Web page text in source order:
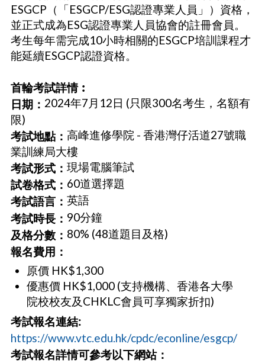
ESGCP（「ESGCP/ESG認證專業人員」）資格，
並正式成為ESG認證專業人員協會的註冊會員。
考生每年需完成10小時相關的ESGCP培訓課程才
能延續ESGCP認證資格。
首輪考試詳情︰
日期： 2024年7月12日 (只限300名考生，名額有
限)
考試地點： 高峰進修學院 - 香港灣仔活道27號職
業訓練局大樓
考試形式： 現場電腦筆試
試卷格式： 60道選擇題
考試語言： 英語
考試時長： 90分鐘
及格分數： 80% (48道題目及格)
報名費用：
原價 HK$1,300
優惠價 HK$1,000 (支持機構、香港各大學
院校校友及CHKLC會員可享獨家折扣)
考試報名連結:
https://www.vtc.edu.hk/cpdc/econline/esgcp/
考試報名詳情可參考以下網站：